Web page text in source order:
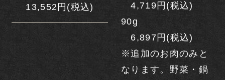
13,552円(税込)
4,719円(税込)
90g
6,897円(税込)
※追加のお肉のみと
なります。野菜・鍋
ようこそ古窯へ
お部屋